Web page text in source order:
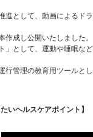
として、動画によるド
成し公開いたしました。
として、運動や睡眠な
管理の教育用ツールとし
いヘルスケアポイント】